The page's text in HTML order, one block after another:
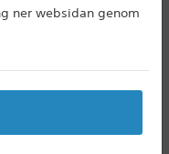
ner websidan genom
smärta som varat
vara i månader
svår att behandla.1